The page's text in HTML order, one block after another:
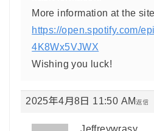
More information at the
https://open.spotify.com/
4K8Wx5VJWX
Wishing you luck!
2025年4月8日 11:50 AM返信
Jeffreywrasy